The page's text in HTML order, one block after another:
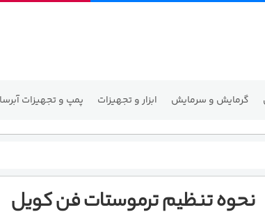
گرمایش و سرمایش ابزار و تجهیزات پمپ و تجهیزات
نحوه تنظیم ترموستات فن کویل